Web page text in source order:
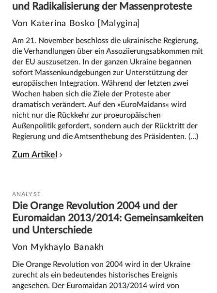
und Radikalisierung der Massenproteste
Von Katerina Bosko [Malygina]
Am 21. November beschloss die ukrainische Regierung,
die Verhandlungen über ein Assoziierungsabkommen mit
der EU auszusetzen. In der ganzen Ukraine begannen
sofort Massenkundgebungen zur Unterstützung der
europäischen Integration. Während der letzten zwei
Wochen haben sich die Ziele der Proteste aber
dramatisch verändert. Auf den »EuroMaidans« wird
nicht nur die Rückkehr zur proeuropäischen
Außenpolitik gefordert, sondern auch der Rücktritt der
Regierung und die Amtsenthebung des Präsidenten. (…)
Zum Artikel
ANALYSE
Die Orange Revolution 2004 und der
Euromaidan 2013/2014: Gemeinsamkeiten
und Unterschiede
Von Mykhaylo Banakh
Die Orange Revolution von 2004 wird in der Ukraine
zurecht als ein bedeutendes historisches Ereignis
angesehen. Der Euromaidan 2013/2014 wird von